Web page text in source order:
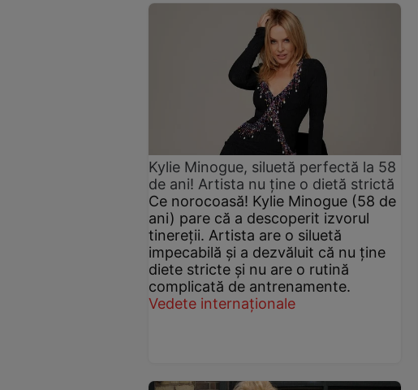
Kylie Minogue, siluetă perfectă la 58
de ani! Artista nu ține o dietă strictă
Ce norocoasă! Kylie Minogue (58 de
ani) pare că a descoperit izvorul
tinereții. Artista are o siluetă
impecabilă și a dezvăluit că nu ține
diete stricte și nu are o rutină
complicată de antrenamente.
Vedete internaționale